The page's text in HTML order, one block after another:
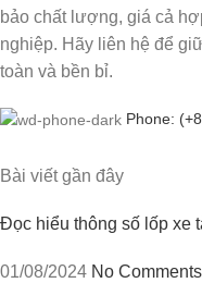
bảo chất lượng, giá cả
nghiệp. Hãy liên hệ để
toàn và bền bỉ.
Phone:
Bài viết gần đây
Đọc hiểu thông số lốp xe
01/08/2024 No Comments